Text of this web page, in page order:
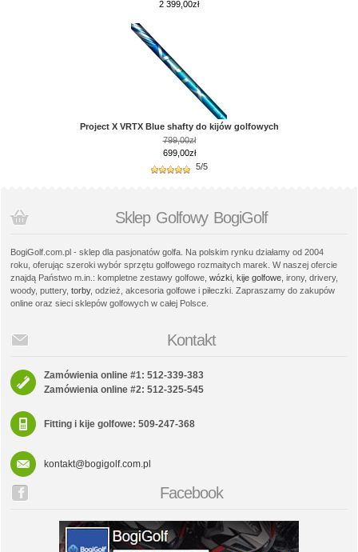
2 399,00zł
Project X VRTX Blue shafty do kijów golfowych
799,00zł
699,00zł
5/5
Sklep Golfowy BogiGolf
BogiGolf.com.pl - sklep dla pasjonatów golfa. Na polskim rynku działamy od 2004
roku, oferując szeroki wybór sprzętu golfowego rozmaitych marek. W naszej ofercie
znajdą Państwo m.in.: kompletne zestawy golfowe, wózki kije golfowe , irony, drivery,
woody, puttery, torby, odzież, akcesoria golfowe i piłeczki. Zapraszamy do zakupów
online oraz sieci sklepów golfowych w całej Polsce.
Kontakt
Zamówienia online #1: 512-339-383
Zamówienia online #2: 512-325-545
Fitting i kije golfowe: 509-247-368
kontakt@bogigolf.com.pl
Facebook